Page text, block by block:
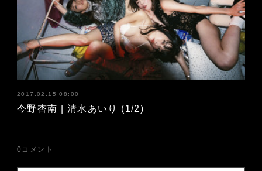
2017.02.15 08:00
今野杏南 | 清水あいり (1/2)
0 コメント